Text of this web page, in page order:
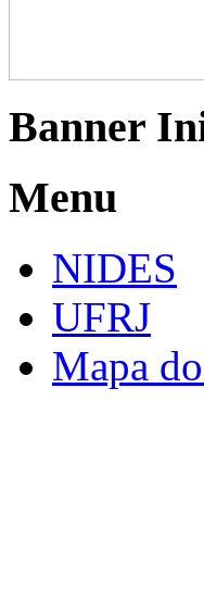
Banner
Menu
NIDES
UFRJ
Mapa